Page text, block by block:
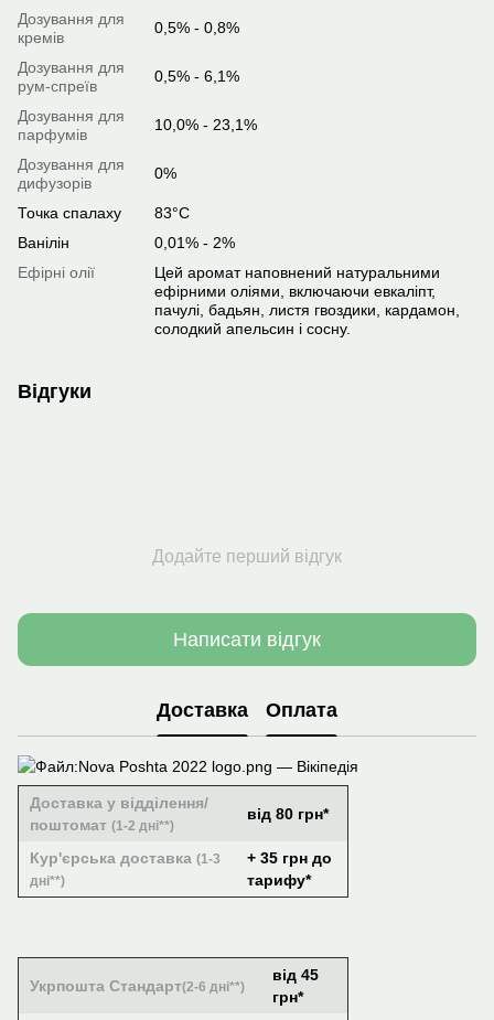
Дозування для
кремів
0,5% - 0,8%
Дозування для
рум-спреїв
0,5% - 6,1%
Дозування для
парфумів
10,0% - 23,1%
Дозування для
дифузорів
0%
Точка спалаху
83°C
Ванілін
0,01% - 2%
Ефірні олії
Цей аромат наповнений натуральними
ефірними оліями, включаючи евкаліпт,
пачулі, бадьян, листя гвоздики, кардамон,
солодкий апельсин і сосну.
Відгуки
Додайте перший відгук
Написати відгук
Доставка Оплата
Доставка у відділення/
поштомат (1-2 дні**)
від 80 грн*
Кур'єрська доставка (1-3
дні**)
+ 35 грн до
тарифу*
Укрпошта Стандарт(2-6 дні**)
від 45
грн*